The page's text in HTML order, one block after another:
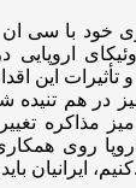
خود با سی ان
این
در هم تنیده
مذاکره
روی